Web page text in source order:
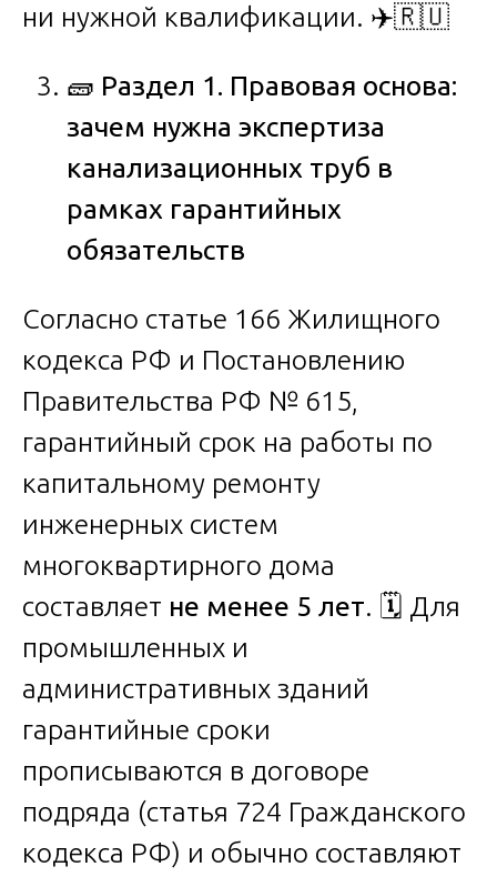
ни нужной квалификации. ✈️🇷🇺
🧱 Раздел 1. Правовая основа:
зачем нужна экспертиза
канализационных труб в
рамках гарантийных
обязательств
Согласно статье 166 Жилищного
кодекса РФ и Постановлению
Правительства РФ № 615,
гарантийный срок на работы по
капитальному ремонту
инженерных систем
многоквартирного дома
составляет не менее 5 лет. 🗓️ Для
промышленных и
административных зданий
гарантийные сроки
прописываются в договоре
подряда (статья 724 Гражданского
кодекса РФ) и обычно составляют